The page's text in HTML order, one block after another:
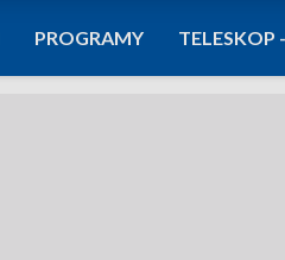
PROGRAMY TELESKOP